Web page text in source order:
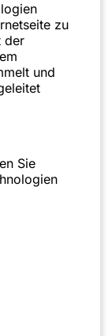
zu
der
und
Sie